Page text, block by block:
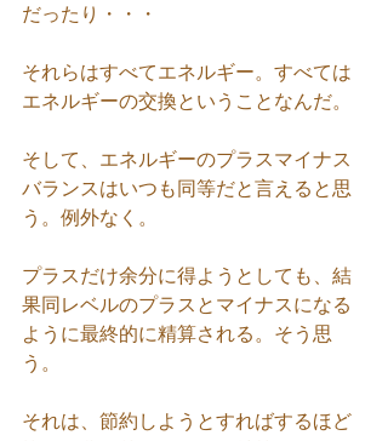
だったり・・・
それらはすべてエネルギー。すべては
エネルギーの交換ということなんだ。
そして、エネルギーのプラスマイナス
バランスはいつも同等だと言えると思
う。例外なく。
プラスだけ余分に得ようとしても、結
果同レベルのプラスとマイナスになる
ように最終的に精算される。そう思
う。
それは、節約しようとすればするほど